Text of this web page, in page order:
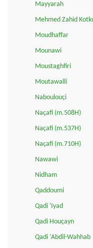
Mayyarah
Mehmed Zahid
Moudhaffar
Mounawi
Moustaghfiri
Moutawalli
Naboulouçi
Naçafi (m.508H)
Naçafi (m.537H)
Naçafi (m.710H)
Nawawi
Nidham
Qaddoumi
Qadi 'Iyad
Qadi Houçayn
Qadi ‘Abdil-Wahhab